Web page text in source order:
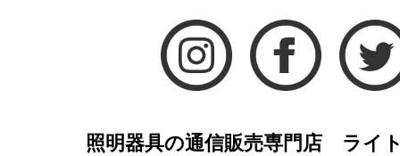
照明器具の通信販売専門店 ライ